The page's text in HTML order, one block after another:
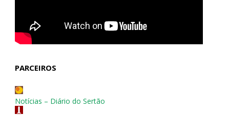
PARCEIROS
Notícias – Diário do Sertão